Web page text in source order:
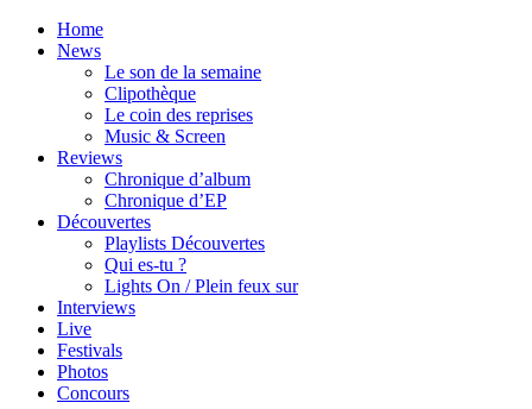
Home
News
Le son de la semaine
Clipothèque
Le coin des reprises
Music & Screen
Reviews
Chronique d’album
Chronique d’EP
Découvertes
Playlists Découvertes
Qui es-tu ?
Lights On / Plein feux sur
Interviews
Live
Festivals
Photos
Concours